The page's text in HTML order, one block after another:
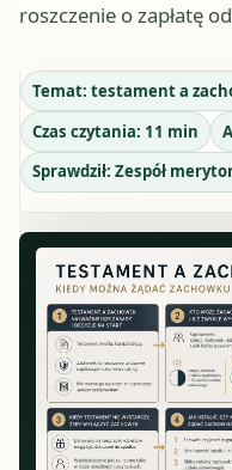
roszczenie o zapłatę
Temat: testament a
Czas czytania: 11 min
Sprawdził: Zespół